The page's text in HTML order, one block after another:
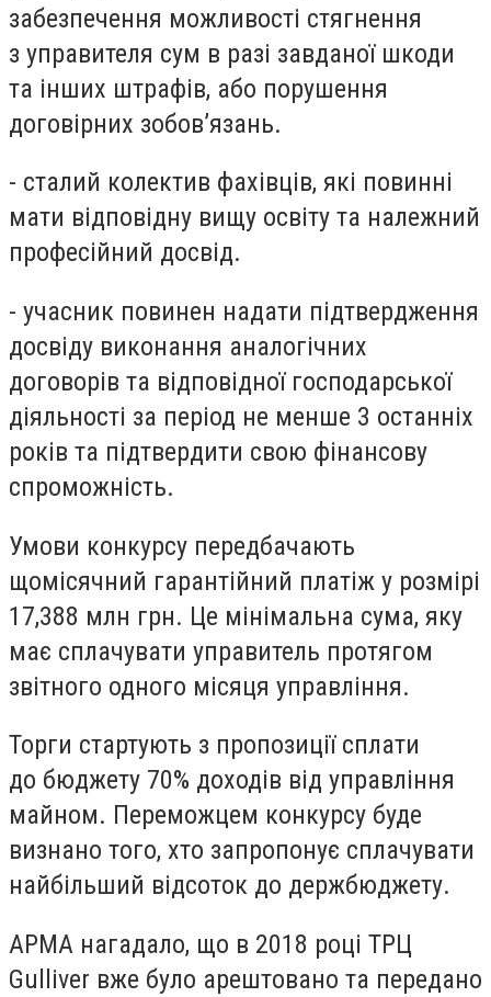
забезпечення можливості стягнення
з управителя сум в разі завданої шкоди
та інших штрафів, або порушення
договірних зобов’язань.
- сталий колектив фахівців, які повинні
мати відповідну вищу освіту та належний
професійний досвід.
- учасник повинен надати підтвердження
досвіду виконання аналогічних
договорів та відповідної господарської
діяльності за період не менше 3 останніх
років та підтвердити свою фінансову
спроможність.
Умови конкурсу передбачають
щомісячний гарантійний платіж у розмірі
17,388 млн грн. Це мінімальна сума, яку
має сплачувати управитель протягом
звітного одного місяця управління.
Торги стартують з пропозиції сплати
до бюджету 70% доходів від управління
майном. Переможцем конкурсу буде
визнано того, хто запропонує сплачувати
найбільший відсоток до держбюджету.
АРМА нагадало, що в 2018 році ТРЦ
Gulliver вже було арештовано та передано